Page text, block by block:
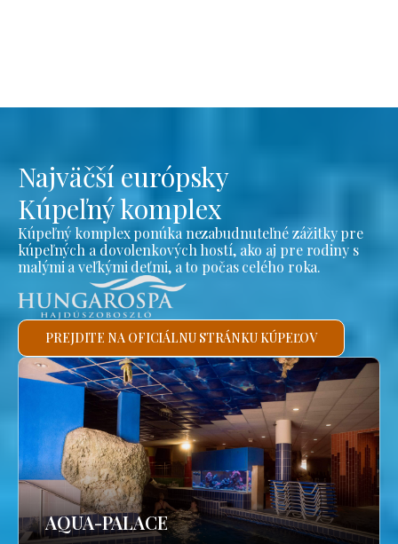
Najväčší európsky
Kúpeľný komplex
Kúpeľný komplex ponúka nezabudnuteľné zážitky pre
kúpeľných a dovolenkových hostí, ako aj pre rodiny s
malými a veľkými deťmi, a to počas celého roka.
PREJDITE NA OFICIÁLNU STRÁNKU KÚPEĽOV
AQUA-PALACE